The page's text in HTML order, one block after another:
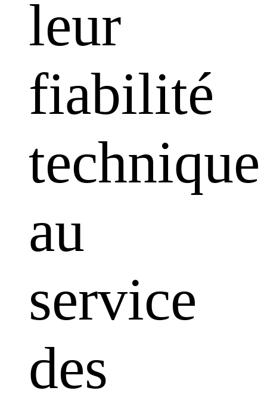
leur
fiabilité
technique
au
service
des